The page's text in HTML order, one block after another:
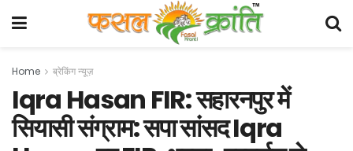
Home ब्रेकिंग न्यूज़
Iqra Hasan FIR: सहारनपुर में
सियासी संग्राम: सपा सांसद Iqra